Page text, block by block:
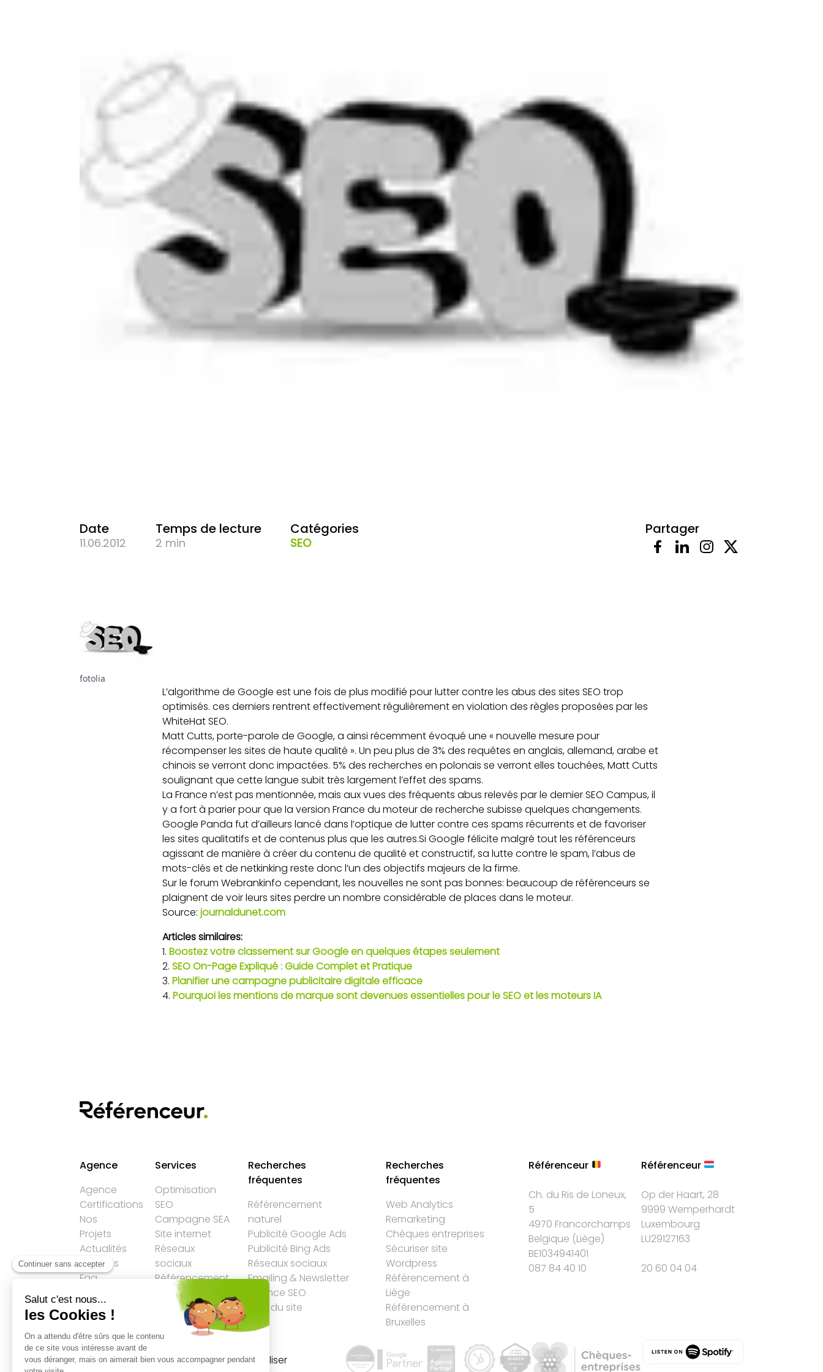
Date
11.06.2012
Temps de lecture
2 min
Catégories
SEO
Partager
fotolia
L’algorithme de Google est une fois de plus modifié pour lutter contre les abus des sites SEO trop
optimisés. ces derniers rentrent effectivement régulièrement en violation des règles proposées par les
WhiteHat SEO.
Matt Cutts, porte-parole de Google, a ainsi récemment évoqué une « nouvelle mesure pour
récompenser les sites de haute qualité ». Un peu plus de 3% des requêtes en anglais, allemand, arabe et
chinois se verront donc impactées. 5% des recherches en polonais se verront elles touchées, Matt Cutts
soulignant que cette langue subit très largement l’effet des spams.
La France n’est pas mentionnée, mais aux vues des fréquents abus relevés par le dernier SEO Campus, il
y a fort à parier pour que la version France du moteur de recherche subisse quelques changements.
Google Panda fut d’ailleurs lancé dans l’optique de lutter contre ces spams récurrents et de favoriser
les sites qualitatifs et de contenus plus que les autres.Si Google félicite malgré tout les référenceurs
agissant de manière à créer du contenu de qualité et constructif, sa lutte contre le spam, l’abus de
mots-clés et de netkinking reste donc l’un des objectifs majeurs de la firme.
Sur le forum Webrankinfo cependant, les nouvelles ne sont pas bonnes: beaucoup de référenceurs se
plaignent de voir leurs sites perdre un nombre considérable de places dans le moteur.
Source:journaldunet.com
Articles similaires:
Boostez votre classement sur Google en quelques étapes seulement
SEO On-Page Expliqué : Guide Complet et Pratique
Planifier une campagne publicitaire digitale efficace
Pourquoi les mentions de marque sont devenues essentielles pour le SEO et les moteurs IA
Agence
Agence
Certifications
Nos
Projets
Actualités
Services
Faq
Services
Optimisation
SEO
Campagne SEA
Site internet
Réseaux
sociaux
Référencement
Recherches
fréquentes
Référencement
naturel
Publicité Google Ads
Publicité Bing Ads
Réseaux sociaux
Emailing & Newsletter
Agence SEO
Plan du site
Recherches
fréquentes
Web Analytics
Remarketing
Chèques entreprises
Sécuriser site
Wordpress
Référencement à
Liège
Référencement à
Bruxelles
Référenceur
Ch. du Ris de Loneux,
5
4970 Francorchamps
Belgique (Liège)
BE1034941401
087 84 40 10
Référenceur
Op der Haart, 28
9999 Wemperhardt
Luxembourg
LU29127163
20 60 04 04
Accueil→SEO→Google tente de pénaliser